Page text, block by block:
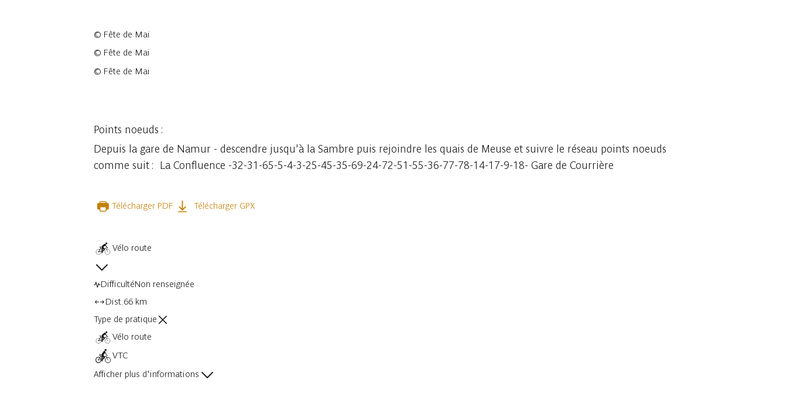
© Fête de Mai
© Fête de Mai
© Fête de Mai
Points noeuds :
Depuis la gare de Namur - descendre jusqu'à la Sambre puis rejoindre les quais de Meuse et suivre le réseau points noeuds
comme suit : La Confluence -32-31-65-5-4-3-25-45-35-69-24-72-51-55-36-77-78-14-17-9-18- Gare de Courrière
Télécharger PDF Télécharger GPX
Vélo route
DifficultéNon renseignée
Dist.66 km
Type de pratique
Vélo route
VTC
Afficher plus d'informations